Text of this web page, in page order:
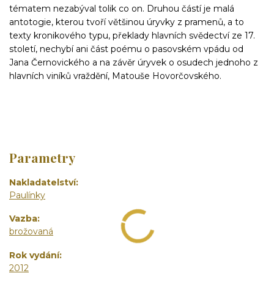
tématem nezabýval tolik co on. Druhou částí je malá
antotogie, kterou tvoří většinou úryvky z pramenů, a to
texty kronikového typu, překlady hlavních svědectví ze 17.
století, nechybí ani část poému o pasovském vpádu od
Jana Černovického a na závěr úryvek o osudech jednoho z
hlavních viníků vraždění, Matouše Hovorčovského.
Parametry
Nakladatelství
Paulínky
Vazba
brožovaná
Rok vydání
2012